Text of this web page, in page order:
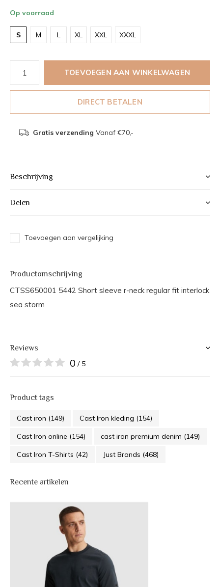
Op voorraad
S M L XL XXL XXXL
TOEVOEGEN AAN WINKELWAGEN
DIRECT BETALEN
Gratis verzending Vanaf €70,-
Beschrijving
Delen
Toevoegen aan vergelijking
Productomschrijving
CTSS650001 5442 Short sleeve r-neck regular fit interlock
sea storm
Reviews
0 / 5
Product tags
Cast iron (149) Cast Iron kleding (154)
Cast Iron online (154) cast iron premium denim (149)
Cast Iron T-Shirts (42) Just Brands (468)
Recente artikelen